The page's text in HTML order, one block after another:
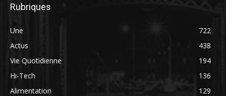
Rubriques
Une
722
Actus
438
Vie Quotidienne
194
Hi-Tech
136
Alimentation
129